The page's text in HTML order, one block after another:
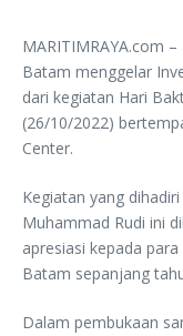
MARITIMRAYA.com
Batam menggelar
dari kegiatan Hari
(26/10/2022)
Center.
Kegiatan yang
Muhammad Rudi ini
apresiasi kepada
Batam sepanjang
Dalam pembukaan